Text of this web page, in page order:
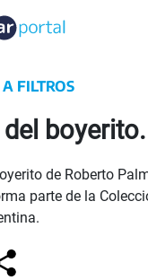
FILTROS
del
de Roberto
parte de la